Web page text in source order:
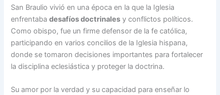
San Braulio vivió en una época en la que la Iglesia
enfrentabadesafíos doctrinales y conflictos políticos.
Como obispo, fue un firme defensor de la fe católica,
participando en varios concilios de la Iglesia hispana,
donde se tomaron decisiones importantes para fortalecer
la disciplina eclesiástica y proteger la doctrina.
Su amor por la verdad y su capacidad para enseñar lo